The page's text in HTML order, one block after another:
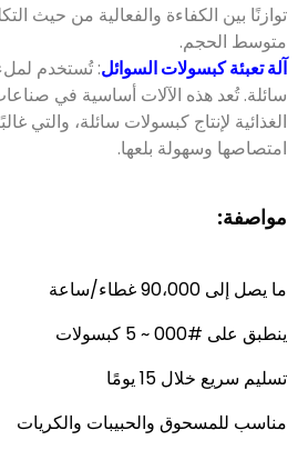
سائلة .
.
مواصفة:
تسليم سريع خلال 15 يومًا
طلب عرض أسعار